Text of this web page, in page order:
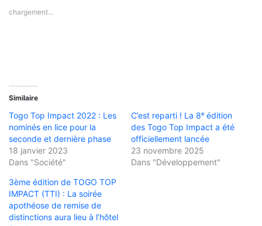
chargement…
Similaire
Togo Top Impact 2022 : Les
nominés en lice pour la
seconde et dernière phase
18 janvier 2023
Dans "Société"
C’est reparti ! La 8ᵉ édition
des Togo Top Impact a été
officiellement lancée
23 novembre 2025
Dans "Développement"
3ème édition de TOGO TOP
IMPACT (TTI) : La soirée
apothéose de remise de
distinctions aura lieu à l’hôtel